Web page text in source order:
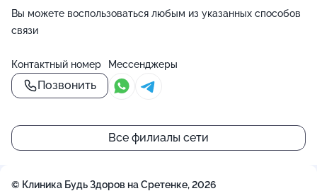
Вы можете воспользоваться любым из указанных способов
связи
Контактный номер
Позвонить
Мессенджеры
Все филиалы сети
© Клиника Будь Здоров на Сретенке, 2026